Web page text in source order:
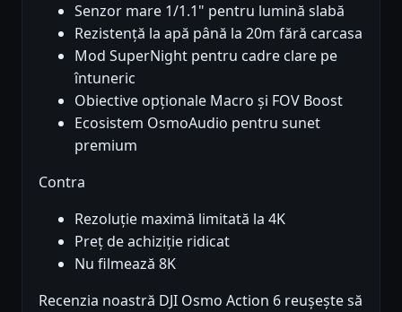
Senzor mare 1/1.1" pentru lumină slabă
Rezistență la apă până la 20m fără carcasa
Mod SuperNight pentru cadre clare pe
întuneric
Obiective opționale Macro și FOV Boost
Ecosistem OsmoAudio pentru sunet
premium
Contra
Rezoluție maximă limitată la 4K
Preț de achiziție ridicat
Nu filmează 8K
Recenzia noastră DJI Osmo Action 6 reușește să